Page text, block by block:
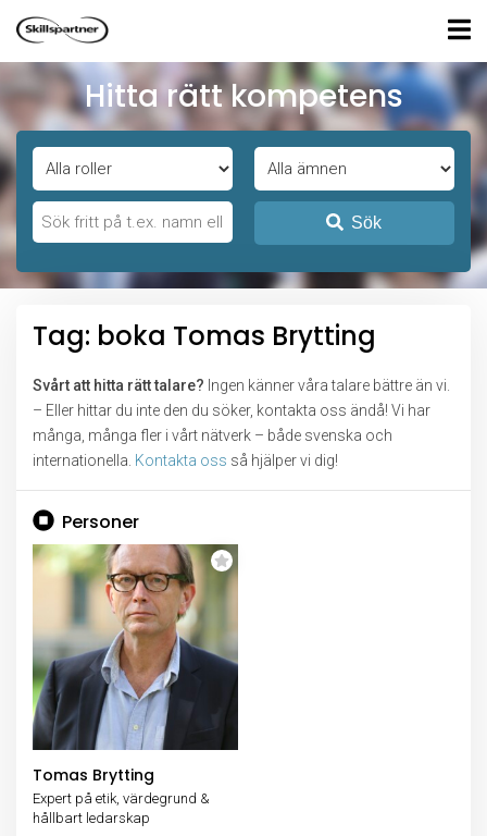
Hitta rätt kompetens
Sök
Tag: boka Tomas Brytting
Svårt att hitta rätt talare? Ingen känner våra talare bättre än vi.
– Eller hittar du inte den du söker, kontakta oss ändå! Vi har
många, många fler i vårt nätverk – både svenska och
internationella. Kontakta oss så hjälper vi dig!
Personer
Tomas Brytting
Expert på etik, värdegrund &
hållbart ledarskap